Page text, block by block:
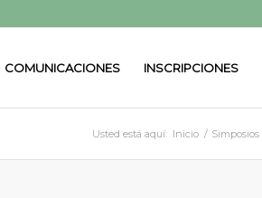
COMUNICACIONES INSCRIPCIONES
Usted está aquí: Inicio / Simposios